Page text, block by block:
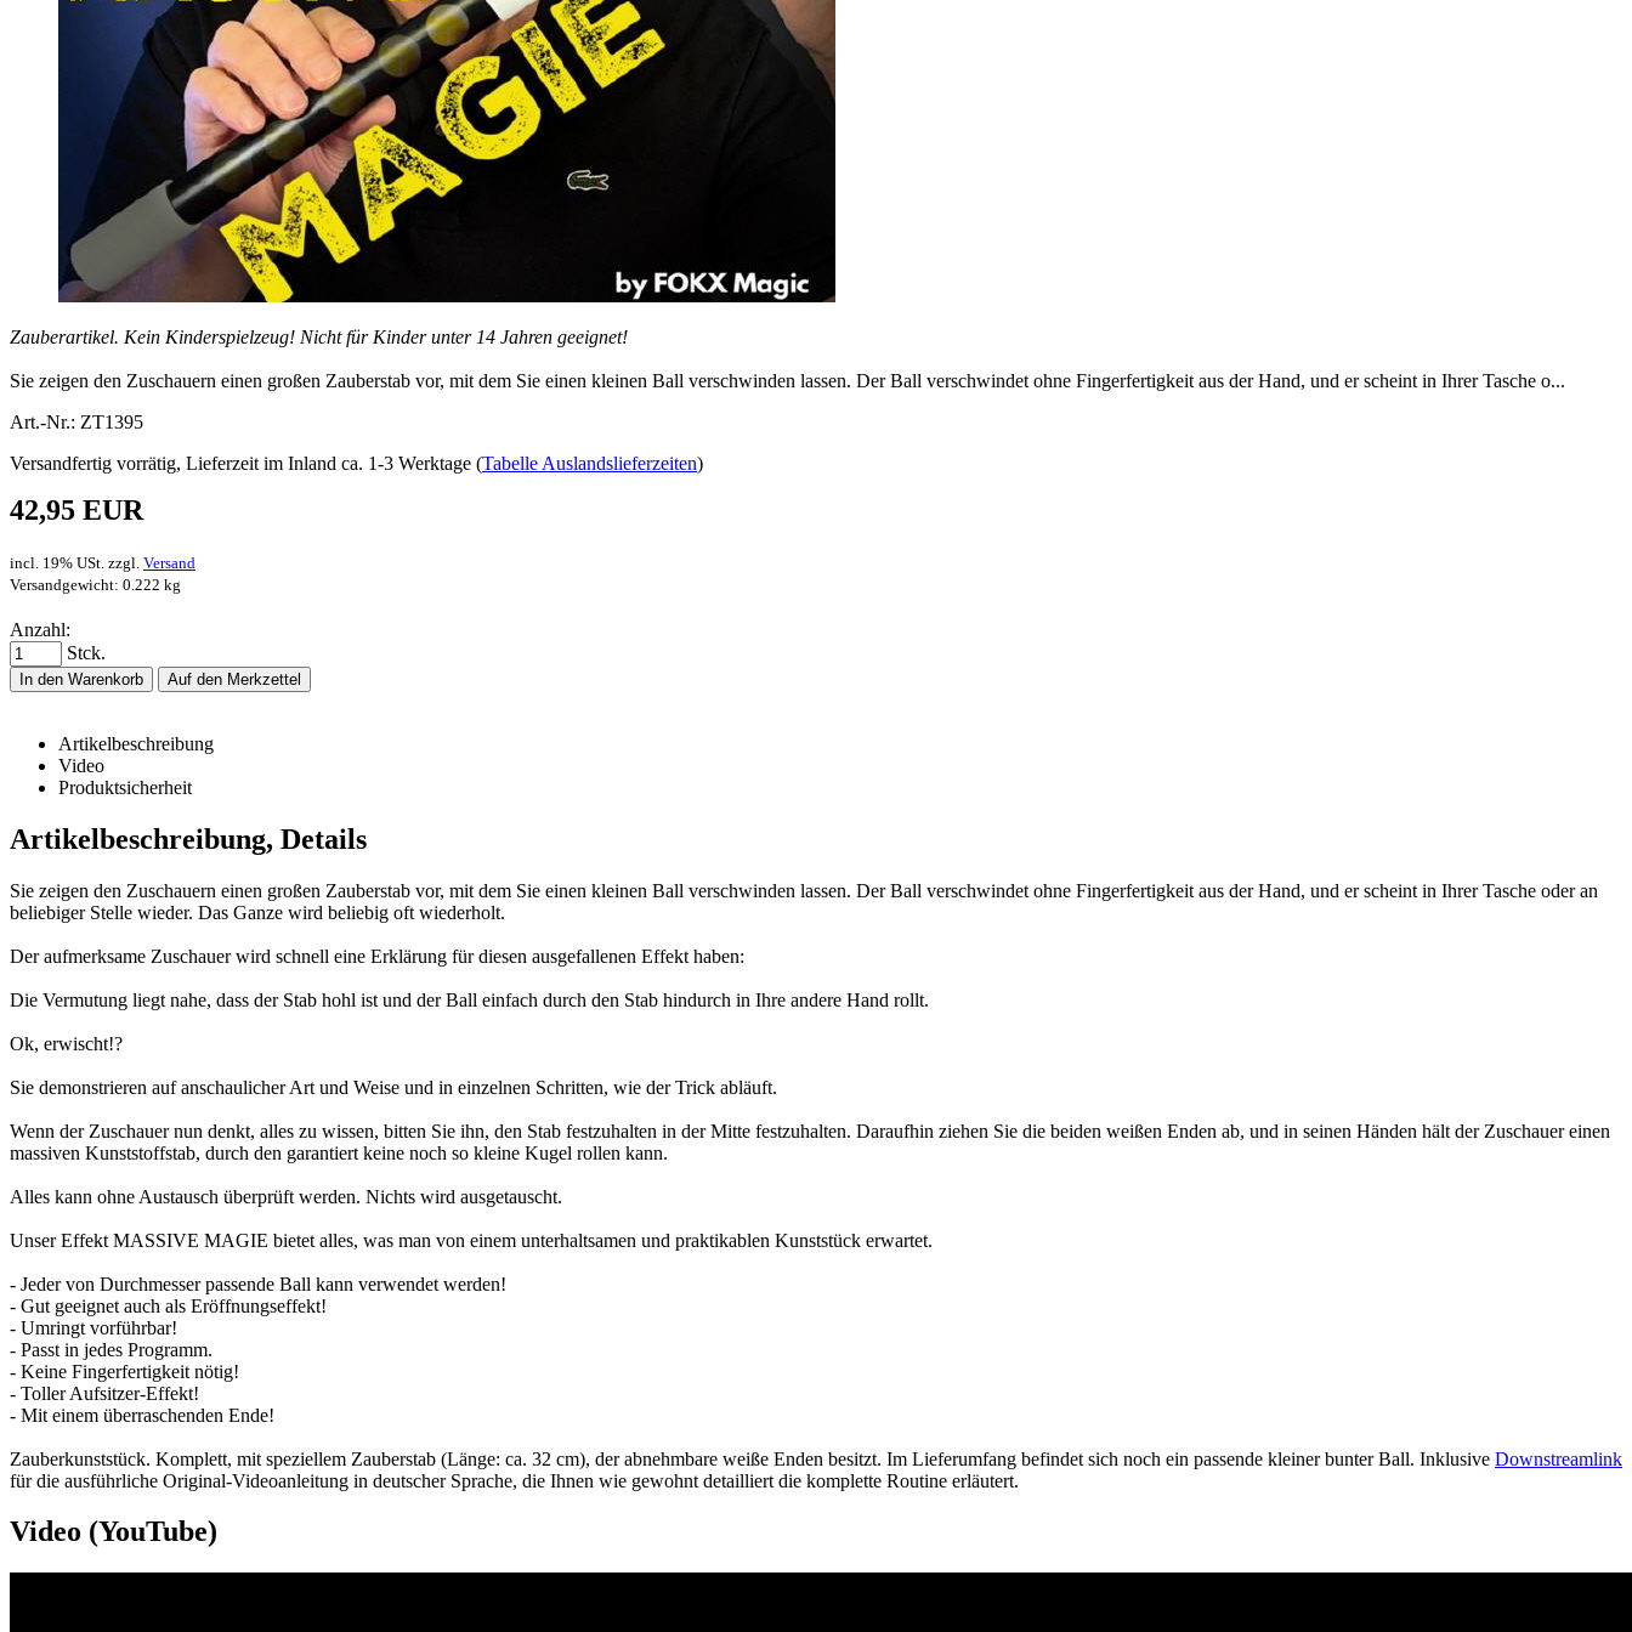
Zauberartikel. Kein Kinderspielzeug! Nicht für Kinder unter 14 Jahren geeignet!
Sie zeigen den Zuschauern einen großen Zauberstab vor, mit dem Sie einen kleinen Ball verschwinden lassen. Der Ball verschwindet ohne Fingerfertigkeit aus der Hand, und er scheint in Ihrer Tasche o...
Art.-Nr.: ZT1395
Versandfertig vorrätig, Lieferzeit im Inland ca. 1-3 Werktage (Tabelle Auslandslieferzeiten)
42,95 EUR
incl. 19% USt. zzgl. Versand
Versandgewicht: 0.222 kg
Anzahl:
Stck.
In den Warenkorb Auf den Merkzettel
Artikelbeschreibung
Video
Produktsicherheit
Artikelbeschreibung, Details
Sie zeigen den Zuschauern einen großen Zauberstab vor, mit dem Sie einen kleinen Ball verschwinden lassen. Der Ball verschwindet ohne Fingerfertigkeit aus der Hand, und er scheint in Ihrer Tasche oder an
beliebiger Stelle wieder. Das Ganze wird beliebig oft wiederholt.
Der aufmerksame Zuschauer wird schnell eine Erklärung für diesen ausgefallenen Effekt haben:
Die Vermutung liegt nahe, dass der Stab hohl ist und der Ball einfach durch den Stab hindurch in Ihre andere Hand rollt.
Ok, erwischt!?
Sie demonstrieren auf anschaulicher Art und Weise und in einzelnen Schritten, wie der Trick abläuft.
Wenn der Zuschauer nun denkt, alles zu wissen, bitten Sie ihn, den Stab festzuhalten in der Mitte festzuhalten. Daraufhin ziehen Sie die beiden weißen Enden ab, und in seinen Händen hält der Zuschauer einen
massiven Kunststoffstab, durch den garantiert keine noch so kleine Kugel rollen kann.
Alles kann ohne Austausch überprüft werden. Nichts wird ausgetauscht.
Unser Effekt MASSIVE MAGIE bietet alles, was man von einem unterhaltsamen und praktikablen Kunststück erwartet.
- Jeder von Durchmesser passende Ball kann verwendet werden!
- Gut geeignet auch als Eröffnungseffekt!
- Umringt vorführbar!
- Passt in jedes Programm.
- Keine Fingerfertigkeit nötig!
- Toller Aufsitzer-Effekt!
- Mit einem überraschenden Ende!
Zauberkunststück. Komplett, mit speziellem Zauberstab (Länge: ca. 32 cm), der abnehmbare weiße Enden besitzt. Im Lieferumfang befindet sich noch ein passende kleiner bunter Ball. Inklusive Downstreamlink
für die ausführliche Original-Videoanleitung in deutscher Sprache, die Ihnen wie gewohnt detailliert die komplette Routine erläutert.
Video (YouTube)